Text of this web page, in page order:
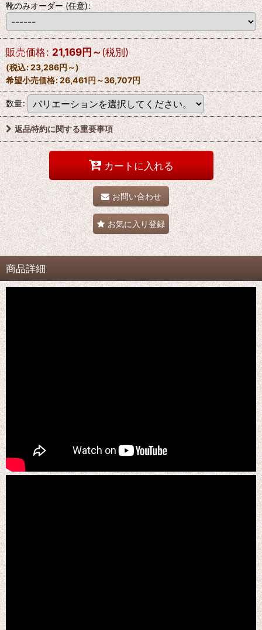
靴のみオーダー(任意):
販売価格: 21,169円～(税別)
(税込:23,286円～)
希望小売価格:26,461円～36,707円
数量:
返品特約に関する重要事項
カートに入れる
お問い合わせ
お気に入り登録
商品詳細